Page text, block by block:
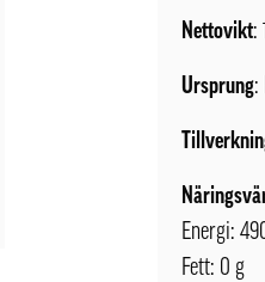
Nettovikt:
Ursprung:
Energi:
Fett: 0 g